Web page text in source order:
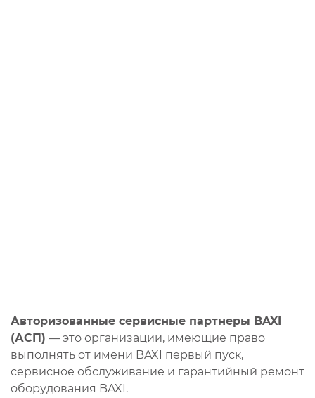
Авторизованные сервисные партнеры BAXI
(АСП) — это организации, имеющие право
выполнять от имени BAXI первый пуск,
сервисное обслуживание и гарантийный ремонт
оборудования BAXI.